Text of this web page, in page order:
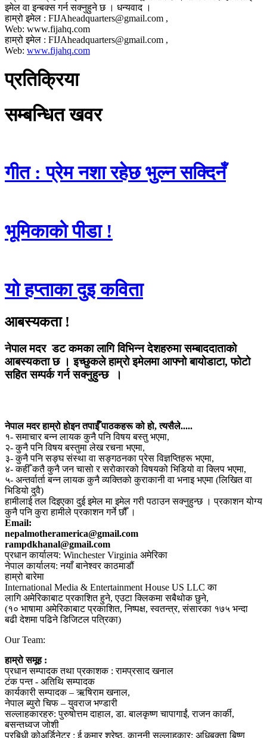
इमेल वा इन्बक्स गर्न सक्नुहुने छ । धन्यवाद ।
हाम्रो इमेल : FIJAheadquarters@gmail.com ,
Web: www.fijahq.com
हाम्रो इमेल : FIJAheadquarters@gmail.com ,
Web: www.fijahq.com
प्रतिक्रिया
सम्बन्धित खवर
गीत : प्रेम नशा रहेछ भुल्न सक्दिनँ
भूमिकाको पीडा !
यो हप्ताका दुइ कविता
आबस्यकता !
नेपाल मदर डट कमका लागि विभिन्न देशहरुमा सम्बाददाताको
आबस्यकता छ । इच्छुकले हाम्रो इमेलमा आफ्नो बायोडाटा, फोटो
सहित सम्पर्क गर्न सक्नुहुन्छ ।
नेपाल मदर हाम्रो होइन तपाईँ पाठकहरू को हो, त्यसैले.....
१- समाचार बन्न लायक कुनै पनि विषय बस्तु भएमा,
२- कुनै पनि विषय बस्तुमा लेख रचना भएमा,
३- कुनै पनि सङ्घ संस्था वा सङ्गठनका प्रेस विज्ञप्तिहरू भएमा,
४- कहीँ कतै कुनै जन चासो र सरोकारको विषयको भिडियो वा क्लिप भएमा,
५- अन्तर्वार्ता बन्न लायक कुनै व्यक्तिको कुराकानी वा भनाइ भएमा (लिखित वा
भिडियो दुवै)
हामीलाई तल दिइएका दुई इमेल मा इमेल गरी पठाउन सक्नुहुन्छ । प्रकाशन योग्य
कुनै पनि कुरा हामीले प्रकाशन गर्ने छौँ ।
Email:
nepalmotheramerica@gmail.com
rampdkhanal@gmail.com
प्रधान कार्यालय: Winchester Virginia अमेरिका
नेपाल कार्यालय: नयाँ बानेश्वर काठमाडौं
हाम्रो बारेमा
International Media & Entertainment House US LLC का
लागि अमेरिकाबाट प्रकाशित हुने, एउटा क्लिकमा सबैथोक छुने,
(१० भाषामा अमेरिकाबाट प्रकाशित, निष्पक्ष, स्वतन्त्र, संसारका १७५ भन्दा
बढी देशमा पढिने डिजिटल पत्रिका)
Our Team:
हाम्रो समूह :
प्रधान सम्पादक तथा प्रकाशक : रामप्रसाद खनाल
टंक पन्त - अतिथि सम्पादक
कार्यकारी सम्पादक – ऋषिराम खनाल,
नेपाल ब्युरो चिफ – युवराज भण्डारी
सल्लाहकारहरु: पुरुषोत्तम दाहाल, डा. बालकृष्ण चापागाईं, राजन कार्की,
बसन्तध्वज जोशी
प्रबिधी कोअर्डिनेटर : ई कुमार श्रेष्ठ, कानूनी सल्लाहकार: अधिबक्ता बिष्णु